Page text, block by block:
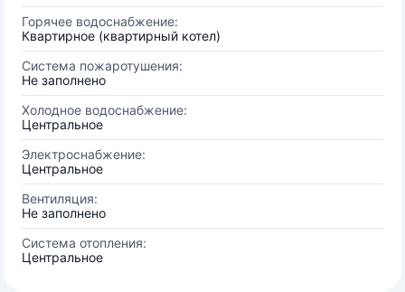
Горячее водоснабжение:
Квартирное (квартирный котел)
Система пожаротушения:
Не заполнено
Холодное водоснабжение:
Центральное
Электроснабжение:
Центральное
Вентиляция:
Не заполнено
Система отопления:
Центральное